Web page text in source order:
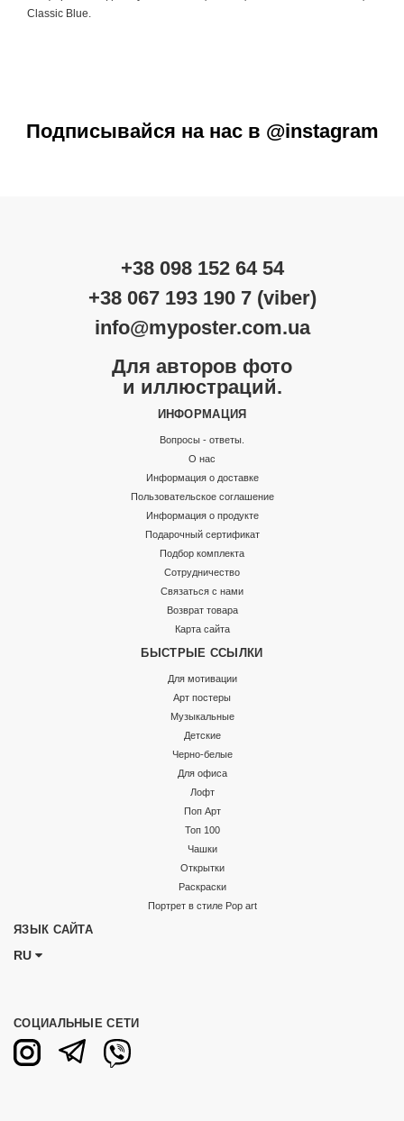
Classic Blue.
Подписывайся на нас в @instagram
+38 098 152 64 54
+38 067 193 190 7 (viber)
info@myposter.com.ua
Для авторов фото
и иллюстраций.
ИНФОРМАЦИЯ
Вопросы - ответы.
О нас
Информация о доставке
Пользовательское соглашение
Информация о продукте
Подарочный сертификат
Подбор комплекта
Сотрудничество
Связаться с нами
Возврат товара
Карта сайта
БЫСТРЫЕ ССЫЛКИ
Для мотивации
Арт постеры
Музыкальные
Детские
Черно-белые
Для офиса
Лофт
Поп Арт
Топ 100
Чашки
Открытки
Раскраски
Портрет в стиле Pop art
ЯЗЫК САЙТА
RU
СОЦИАЛЬНЫЕ СЕТИ